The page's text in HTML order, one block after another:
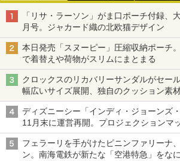
「リサ・ラーソン」がま口ポーチ付録、
月号。ジャカード織の北欧猫デザイン
本日発売「スヌーピー」圧縮収納ポーチ
で着替えや荷物がスリムにまとまる
クロックスのリカバリーサンダルがセー
幅広いサイズ展開、独自のクッション素
ディズニーシー「インディ・ジョーンズ
11月末に運営再開。プロジェクションマ
は1500円
フェラーリを手がけたピニンファリーナ
ン。南海電鉄が新たな「空港特急」をな